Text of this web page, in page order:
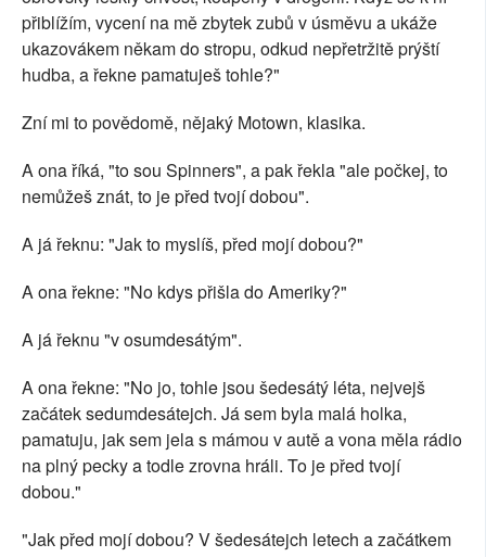
přiblížím, vycení na mě zbytek zubů v úsměvu a ukáže
ukazovákem někam do stropu, odkud nepřetržitě prýští
hudba, a řekne pamatuješ tohle?"
Zní mi to povědomě, nějaký Motown, klasika.
A ona říká, "to sou Spinners", a pak řekla "ale počkej, to
nemůžeš znát, to je před tvojí dobou".
A já řeknu: "Jak to myslíš, před mojí dobou?"
A ona řekne: "No kdys přišla do Ameriky?"
A já řeknu "v osumdesátým".
A ona řekne: "No jo, tohle jsou šedesátý léta, nejvejš
začátek sedumdesátejch. Já sem byla malá holka,
pamatuju, jak sem jela s mámou v autě a vona měla rádio
na plný pecky a todle zrovna hráli. To je před tvojí
dobou."
"Jak před mojí dobou? V šedesátejch letech a začátkem